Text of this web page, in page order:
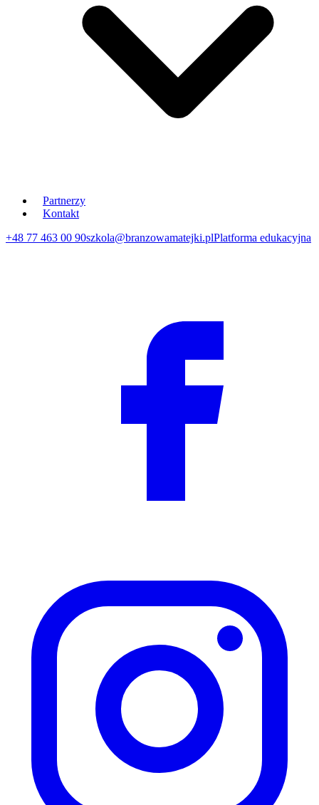
Partnerzy
Kontakt
+48 77 463 00 90szkola@branzowamatejki.plPlatforma edukacyjna